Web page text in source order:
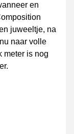
en
juweeltje, na
naar volle
meter is nog